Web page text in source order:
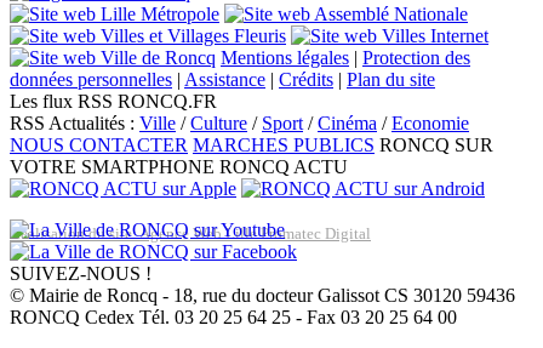
Mentions légales | Protection des
données personnelles | Assistance | Crédits | Plan du site
Les flux RSS RONCQ.FR
RSS Actualités : Ville /Culture / Sport /Cinéma /Economie
NOUS CONTACTER MARCHES PUBLICS RONCQ SUR
VOTRE SMARTPHONE RONCQ ACTU
Réalisation du site: Agence Web Lille Promatec Digital
SUIVEZ-NOUS !
© Mairie de Roncq - 18, rue du docteur Galissot CS 30120 59436
RONCQ Cedex Tél. 03 20 25 64 25 - Fax 03 20 25 64 00